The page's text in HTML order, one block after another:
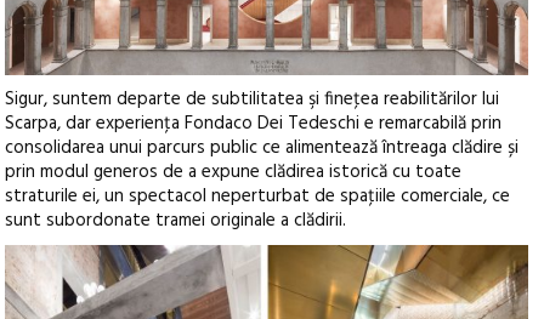
Sigur, suntem departe de subtilitatea şi fineţea reabilitărilor lui
Scarpa, dar experienţa Fondaco Dei Tedeschi e remarcabilă prin
consolidarea unui parcurs public ce alimentează întreaga clădire și
prin modul generos de a expune clădirea istorică cu toate
straturile ei, un spectacol neperturbat de spaţiile comerciale, ce
sunt subordonate tramei originale a clădirii.